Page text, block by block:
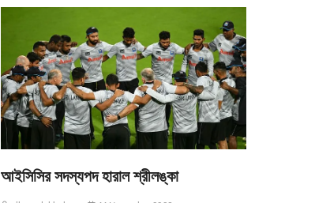
আইসিসির সদস্যপদ হারাল শ্রীলঙ্কা